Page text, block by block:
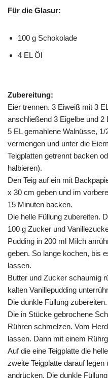
Für die Glasur:
100 g Schokolade
4 EL Öl
Zubereitung:
Eier trennen. 3 Eiweiß mit 3
anschließend 3 Eigelbe und 2
5 EL gemahlene Walnüsse,
vermengen und unter die
Teigplatten getrennt backen
halbieren).
Den Teig auf ein mit
x 30 cm geben und im
15 Minuten backen.
Die helle Füllung zubereiten.
100 g Zucker und
Pudding in 200 ml Milch
geben. So lange kochen, bis
lassen.
Butter und Zucker schaumig
kalten Vanillepudding
Die dunkle Füllung
Die in Stücke gebrochene
Rühren schmelzen. Vom
lassen. Dann mit einem
Auf die eine Teigplatte die
zweite Teigplatte darauf
andrücken. Die dunkle